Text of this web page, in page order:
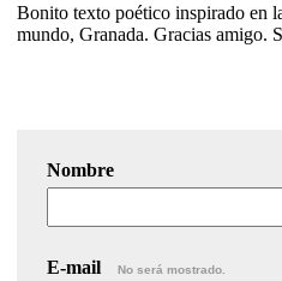
Bonito texto poético inspirado en
mundo, Granada. Gracias amigo.
Nombre
E-mail No será mostrado.